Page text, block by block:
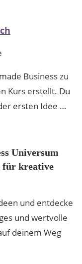
Business zu
Kurs erstellt. Du
ersten Idee …
Universum
für kreative
und entdecke
und wertvolle
deinem Weg